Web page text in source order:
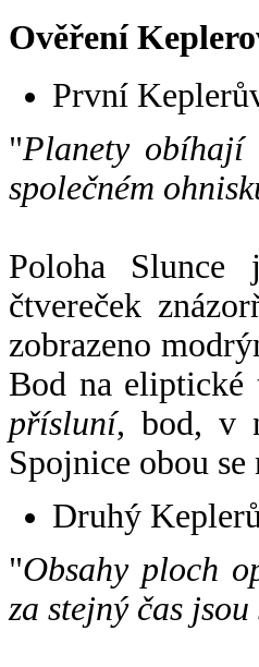
Ověření
První
"Planety obíhají
společném
Poloha Slunce
čtvereček
zobrazeno
Bod na eliptické
přísluní, bod, v
Spojnice obou se
Druhý
"Obsahy ploch
za stejný čas jsou